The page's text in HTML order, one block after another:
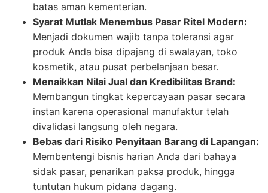
batas aman kementerian.
Syarat Mutlak Menembus Pasar Ritel Modern:
Menjadi dokumen wajib tanpa toleransi agar
produk Anda bisa dipajang di swalayan, toko
kosmetik, atau pusat perbelanjaan besar.
Menaikkan Nilai Jual dan Kredibilitas Brand:
Membangun tingkat kepercayaan pasar secara
instan karena operasional manufaktur telah
divalidasi langsung oleh negara.
Bebas dari Risiko Penyitaan Barang di Lapangan:
Membentengi bisnis harian Anda dari bahaya
sidak pasar, penarikan paksa produk, hingga
tuntutan hukum pidana dagang.